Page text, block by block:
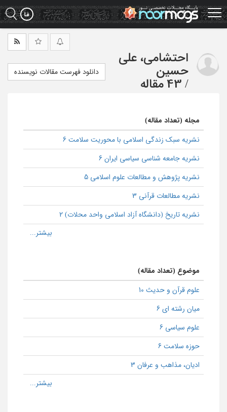
Skip
to
main
احتشامی، علی
حسین
/ 43 مقاله
دانلود فهرست مقالات نویسنده
مجله (تعداد مقاله)
نشریه سبک زندگی اسلامی با محوریت سلامت 6
نشریه جامعه شناسی سیاسی ایران 6
نشریه پژوهش و مطالعات علوم اسلامی 5
نشریه مطالعات قرآنی 3
نشریه تاریخ (دانشگاه آزاد اسلامی واحد محلات) 2
موضوع (تعداد مقاله)
علوم قرآن و حدیث 10
میان رشته ای 6
علوم سیاسی 6
حوزه سلامت 6
ادیان، مذاهب و عرفان 3